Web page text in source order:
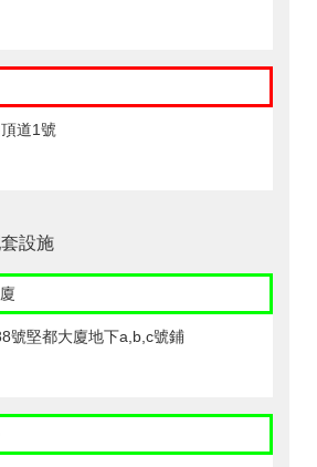
道1號
設施
號堅都大廈地下a,b,c號鋪